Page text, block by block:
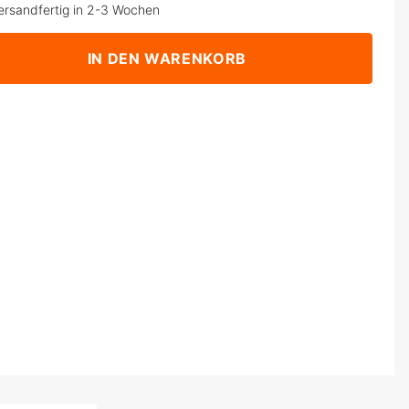
in 2-3 Wochen
IN DEN WARENKORB